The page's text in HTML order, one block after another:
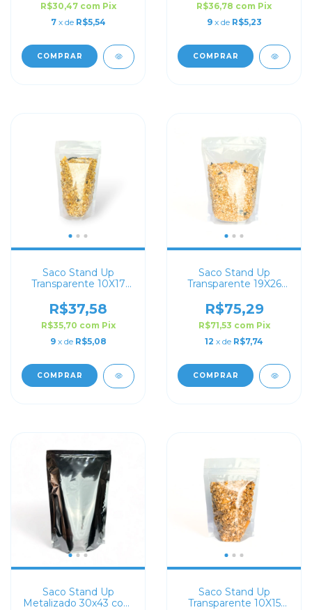
R$30,47 com Pix
7 x de R$5,54
COMPRAR
R$36,78 com Pix
9 x de R$5,23
COMPRAR
Saco Stand Up
Transparente 10X17
R$37,58
R$35,70 com Pix
9 x de R$5,08
COMPRAR
Saco Stand Up
Transparente 19X26
R$75,29
R$71,53 com Pix
12 x de R$7,74
COMPRAR
Saco Stand Up
Metalizado 30x43 com
Saco Stand Up
Transparente 10X15